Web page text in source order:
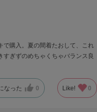
で購入。夏の間着たおして、これ
ぎずのめちゃくちゃバランス良
なった 0 Like! 0